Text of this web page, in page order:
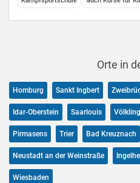
Orte in
Homburg Sankt Ingbert
Idar-Oberstein Saarlouis
Pirmasens Trier Bad Kreuznach
Neustadt an der Weinstraße
Wiesbaden